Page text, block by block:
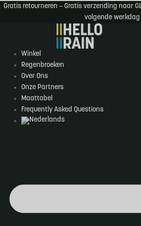
GaGratis retourneren – Gratis verzending naar
volgende werkdag
Winkel
Regenbroeken
Over Ons
Onze Partners
Maattabel
Frequently Asked Questions